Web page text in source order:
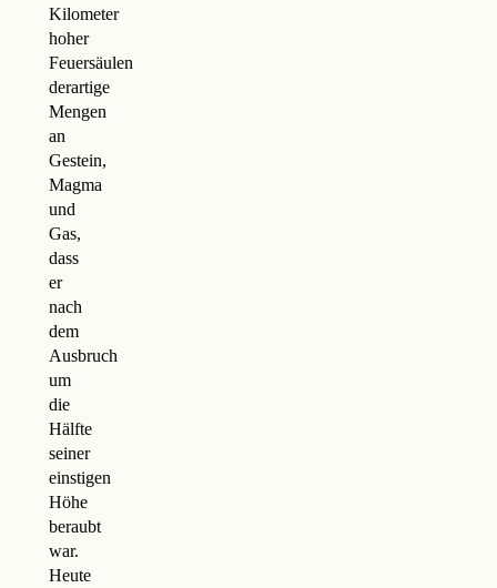
Kilometer
hoher
Feuersäulen
derartige
Mengen
an
Gestein,
Magma
und
Gas,
dass
er
nach
dem
Ausbruch
um
die
Hälfte
seiner
einstigen
Höhe
beraubt
war.
Heute